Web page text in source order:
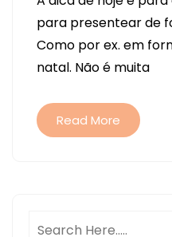
para presentear de
Como por ex. em
natal. Não é muita
Read More